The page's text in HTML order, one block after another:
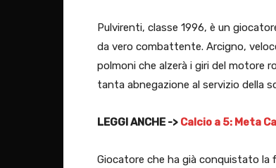
Pulvirenti, classe 1996, è un
da vero combattente. Arcigno,
polmoni che alzerà i giri del motore
tanta abnegazione al servizio della
LEGGI ANCHE -> Calcio a 5: Meta
Giocatore che ha già conquistato la